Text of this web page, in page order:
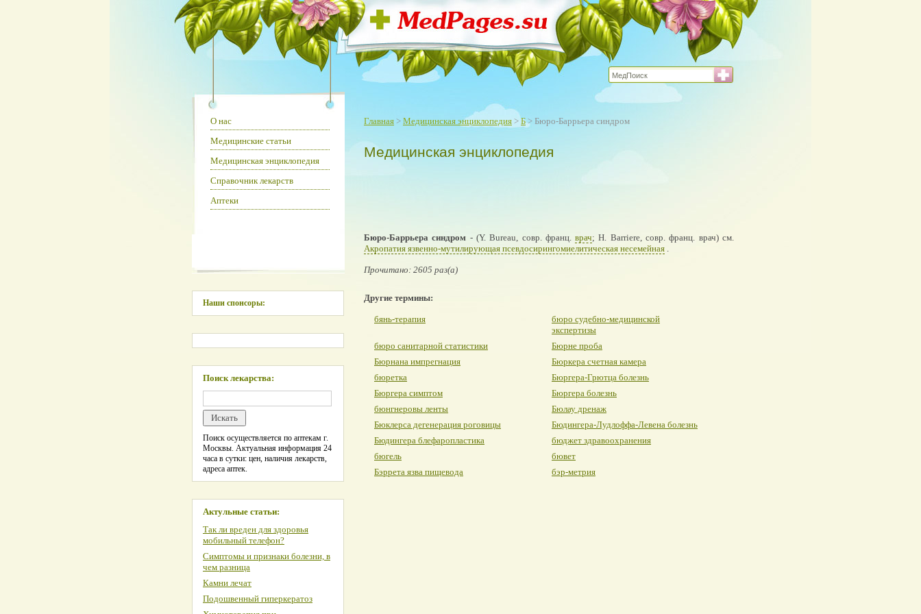
Главная > Медицинская энциклопедия > Б> Бюро-Баррьера синдром
Медицинская энциклопедия
Бюро-Баррьера синдром - (Y. Bureau, совр. франц.врач; Н. Barriere, совр. франц. врач) см.
Акропатия язвенно-мутилирующая псевдосирингомиелитическая несемейная .
Прочитано: 2605 раз(а)
Другие термины:
бянь-терапия
бюро судебно-медицинской
экспертизы
бюро санитарной статистики
Бюрне проба
Бюрнана импрегнация
Бюркера счетная камера
бюретка
Бюргера-Грютца болезнь
Бюргера симптом
Бюргера болезнь
бюнгнеровы ленты
Бюлау дренаж
Бюклерса дегенерация роговицы
Бюдингера-Лудлоффа-Левена болезнь
Бюдингера блефаропластика
бюджет здравоохранения
бюгель
бювет
Бэррета язва пищевода
бэр-метрия
О нас
Медицинские статьи
Медицинская энциклопедия
Справочник лекарств
Аптеки
Наши спонсоры:
Поиск лекарства:
Поиск осуществляется по аптекам г.
Москвы. Актуальная информация 24
часа в сутки: цен, наличия лекарств,
адреса аптек.
Актульные статьи:
Так ли вреден для здоровья
мобильный телефон?
Симптомы и признаки болезни, в
чем разница
Камни лечат
Подошвенный гиперкератоз